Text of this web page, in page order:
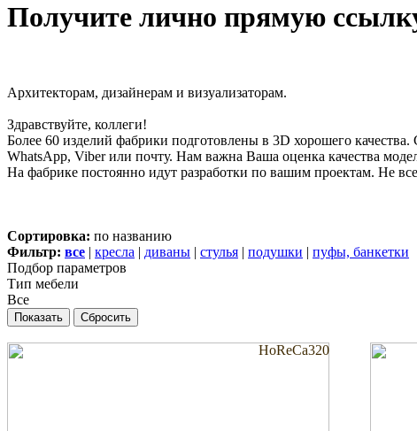
Получите лично прямую
Архитекторам, дизайнерам и визуализаторам.
Здравствуйте, коллеги!
Более 60 изделий фабрики подготовлены в 3D хорошего
WhatsApp, Viber или почту. Нам важна Ваша оценка качества
На фабрике постоянно идут разработки по вашим проектам. Не
Сортировка: по названию
Фильтр: все | кресла | диваны | стулья | подушки | пуфы, банкетки
Подбор параметров
Тип мебели
Все
HoReCa320